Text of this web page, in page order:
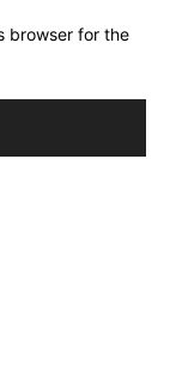
browser for the